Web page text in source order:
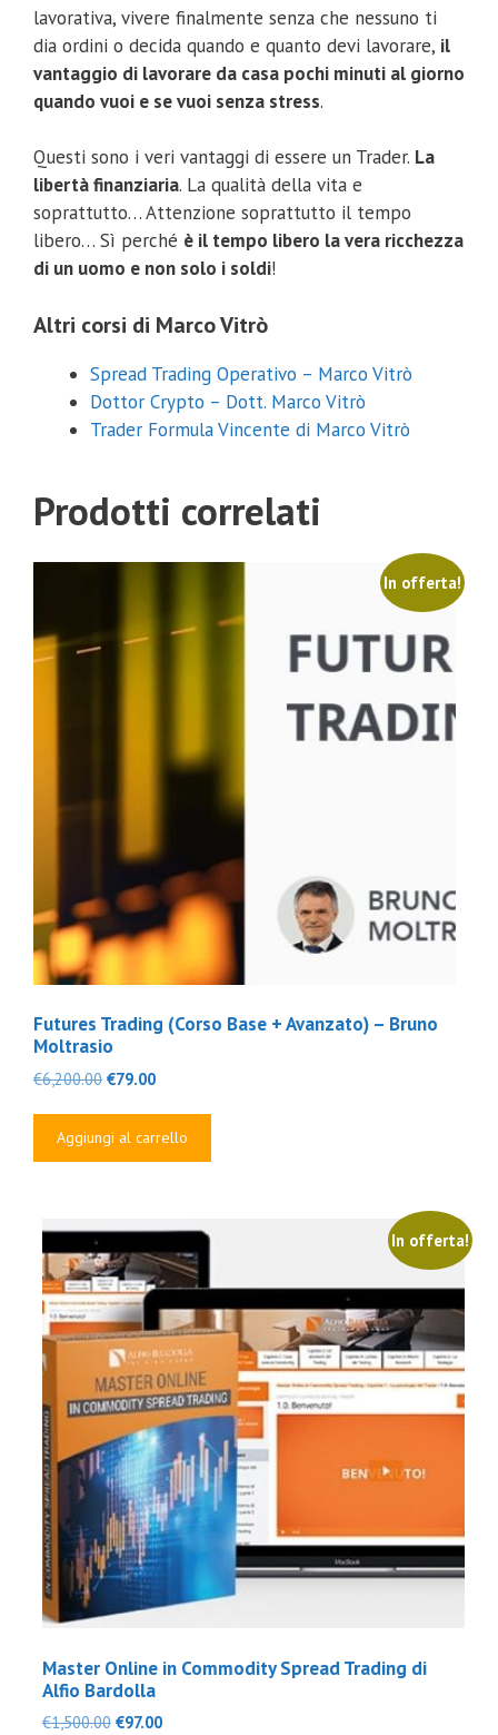
lavorativa, vivere finalmente senza che nessuno ti
dia ordini o decida quando e quanto devi lavorare, il
vantaggio di lavorare da casa pochi minuti al giorno
quando vuoi e se vuoi senza stress.
Questi sono i veri vantaggi di essere un Trader. La
libertà finanziaria. La qualità della vita e
soprattutto… Attenzione soprattutto il tempo
libero… Sì perché è il tempo libero la vera ricchezza
di un uomo e non solo i soldi!
Altri corsi di Marco Vitrò
Spread Trading Operativo – Marco Vitrò
Dottor Crypto – Dott. Marco Vitrò
Trader Formula Vincente di Marco Vitrò
Prodotti correlati
In offerta!
Futures Trading (Corso Base + Avanzato) – Bruno
Moltrasio
€6,200.00 Il
era:
€79.00Il
è:
Aggiungi al carrello
In offerta!
Master Online in Commodity Spread Trading di
Alfio Bardolla
€1,500.00 Il
€97.00Il